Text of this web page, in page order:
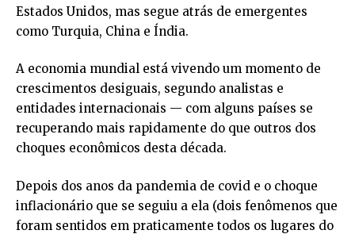
Estados Unidos, mas segue atrás de emergentes
como Turquia, China e Índia.
A economia mundial está vivendo um momento de
crescimentos desiguais, segundo analistas e
entidades internacionais — com alguns países se
recuperando mais rapidamente do que outros dos
choques econômicos desta década.
Depois dos anos da pandemia de covid e o choque
inflacionário que se seguiu a ela (dois fenômenos que
foram sentidos em praticamente todos os lugares do